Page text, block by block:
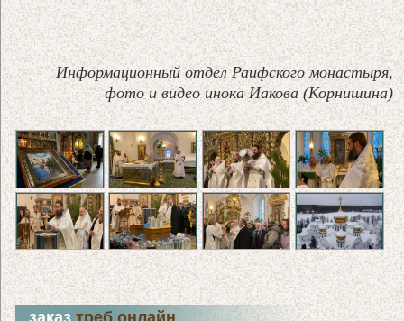
Информационный отдел Раифского монастыря,
фото и видео инока Иакова (Корнишина)
заказтреб онлайн